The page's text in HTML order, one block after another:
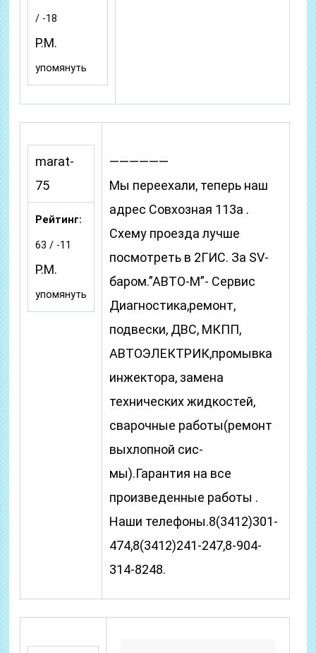
/ -18
P.M.
упомянуть
marat-
75
Рейтинг:
63 / -11
P.M.
упомянуть
——————
Мы переехали, теперь наш
адрес Совхозная 113а .
Схему проезда лучше
посмотреть в 2ГИС. За SV-
баром.”АВТО-М”- Сервис
Диагностика,ремонт,
подвески, ДВС, МКПП,
АВТОЭЛЕКТРИК,промывка
инжектора, замена
технических жидкостей,
сварочные работы(ремонт
выхлопной сис-
мы).Гарантия на все
произведенные работы .
Наши телефоны.8(3412)301-
474,8(3412)241-247,8-904-
314-8248.